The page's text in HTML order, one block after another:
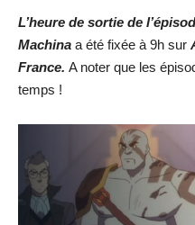
L’heure de sortie de
Machina a été fixée à 9h sur
France. A noter que les
temps !